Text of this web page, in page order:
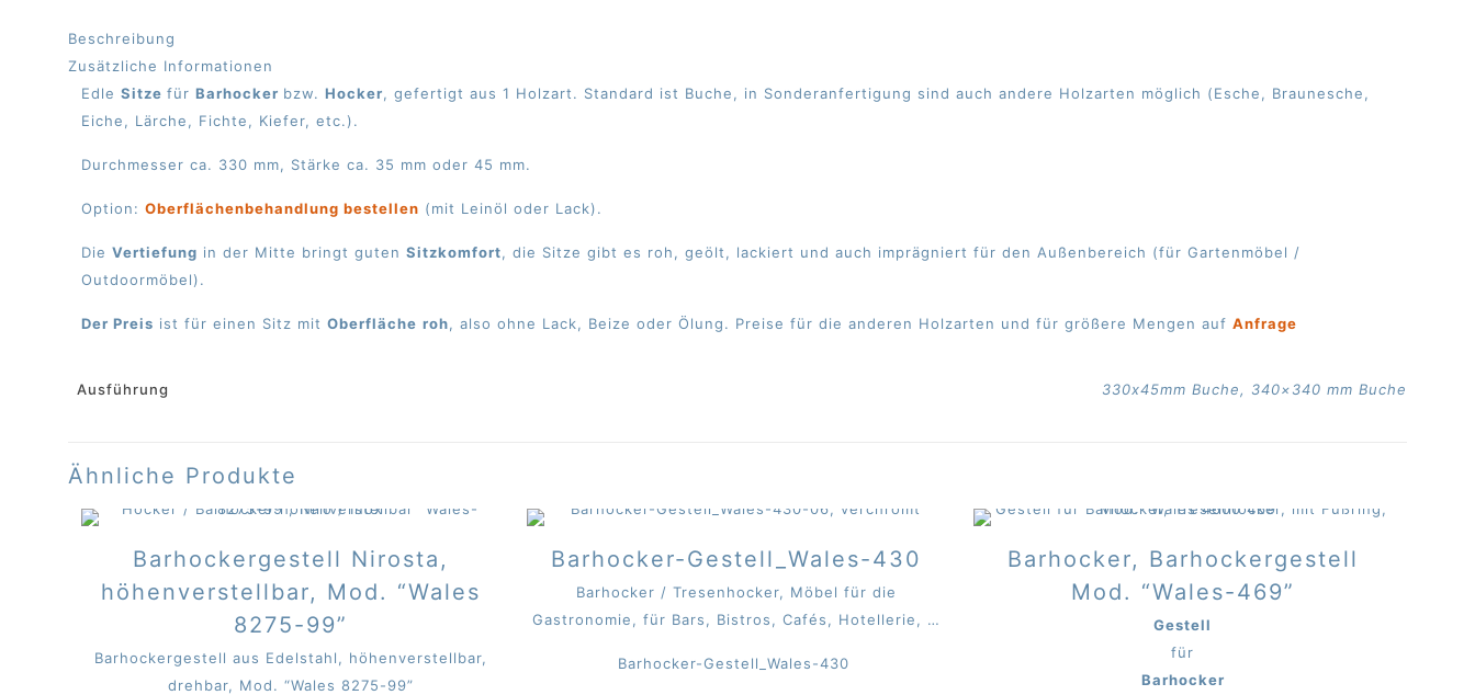
Beschreibung
Zusätzliche Informationen
EdleSitzefürBarhocker bzw.Hocker, gefertigt aus 1 Holzart. Standard ist Buche, in Sonderanfertigung sind auch andere Holzarten möglich (Esche, Braunesche,
Eiche, Lärche, Fichte, Kiefer, etc.).
Durchmesser ca. 330 mm, Stärke ca. 35 mm oder 45 mm.
Option:Oberflächenbehandlung bestellen (mit Leinöl oder Lack).
DieVertiefung in der Mitte bringt gutenSitzkomfort, die Sitze gibt es roh, geölt, lackiert und auch imprägniert für den Außenbereich (für Gartenmöbel /
Outdoormöbel).
Der Preis ist für einen Sitz mitOberfläche roh, also ohne Lack, Beize oder Ölung. Preise für die anderen Holzarten und für größere Mengen aufAnfrage
Ausführung 330x45mm Buche, 340×340 mm Buche
Ähnliche Produkte
Barhockergestell Nirosta,
höhenverstellbar, Mod. “Wales
8275-99”
Barhockergestell aus Edelstahl, höhenverstellbar,
drehbar, Mod. “Wales 8275-99”
Barhocker-Gestell_Wales-430
Barhocker / Tresenhocker, Möbel für die
Gastronomie, für Bars, Bistros, Cafés, Hotellerie, …
Barhocker-Gestell_Wales-430
Barhocker, Barhockergestell
Mod. “Wales-469”
Gestell
für
Barhocker